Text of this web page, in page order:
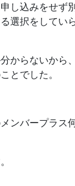
し込みをせず
選択をしてい
からないから
とでした。
ンバープラス